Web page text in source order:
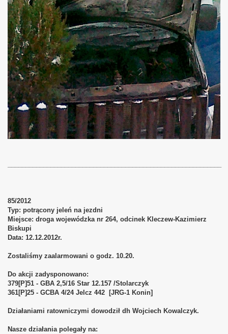
85/2012
Typ: potrącony jeleń na jezdni
Miejsce: droga wojewódzka nr 264, odcinek Kleczew-Kazimierz
Biskupi
Data: 12.12.2012r.
Zostaliśmy zaalarmowani o godz. 10.20.
Do akcji zadysponowano:
379[P]51 - GBA 2,5/16 Star 12.157 /Stolarczyk
361[P]25 - GCBA 4/24 Jelcz 442 [JRG-1 Konin]
Działaniami ratowniczymi dowodził dh Wojciech Kowalczyk.
Nasze działania polegały na: